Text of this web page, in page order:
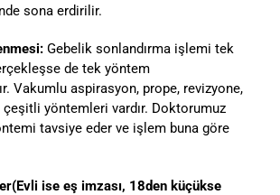
sona erdirilir.
Gebelik sonlandırma işlemi tek
de tek yöntem
Vakumlu aspirasyon, prope, revizyone,
yöntemleri vardır. Doktorumuz
tavsiye eder ve işlem buna göre
ise eş imzası, 18den küçükse